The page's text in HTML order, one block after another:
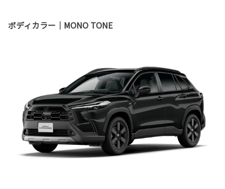
ボディカラー｜MONO TONE